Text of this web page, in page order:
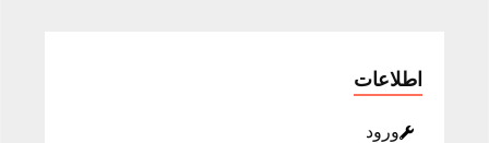
اطلاعات
ورود